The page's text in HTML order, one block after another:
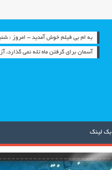
به ام بی فیلم خوش آمدید - امروز : شنبه ۱۷ مرداد
آسمان برای گرفتن ماه تله نمی گذارد،
بک لینک